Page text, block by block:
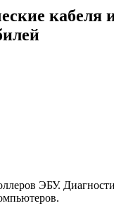
кабеля
ЭБУ.